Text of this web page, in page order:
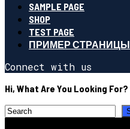
SAMPLE PAGE
SHOP
TEST PAGE
ПРИМЕР СТРАНИЦЫ
Connect with us
Hi, What Are You Looking For?